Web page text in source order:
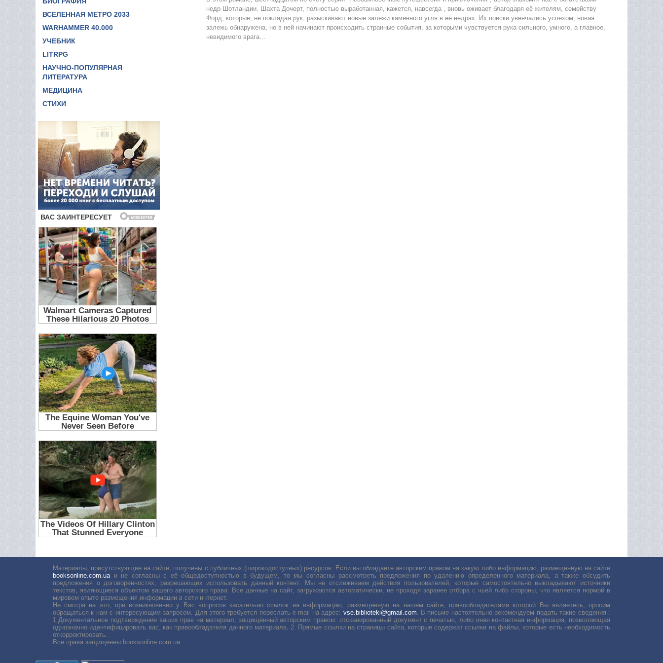
ВСЕЛЕННАЯ МЕТРО 2033
WARHAMMER 40.000
УЧЕБНИК
LITRPG
НАУЧНО-ПОПУЛЯРНАЯ
ЛИТЕРАТУРА
МЕДИЦИНА
СТИХИ
недр Шотландии. Шахта Дочерт, полностью выработанная, кажется, навсегда , вновь оживает благодаря её жителям, семейству
Форд, которые, не покладая рук, разыскивают новые залежи каменного угля в её недрах. Их поиски увенчались успехом, новая
залежь обнаружена, но в ней начинают происходить странные события, за которыми чувствуется рука сильного, умного, а главное,
невидимого врага...
Материалы, присутствующие на сайте, получены с публичных (широкодоступных) ресурсов. Если вы обладаете авторским правом на какую либо информацию, размещенную на сайте
booksonline.com.uaи не согласны с её общедоступностью в будущем, то мы согласны рассмотреть предложения по удалению определенного материала, а также обсудить
предложения о договоренностях, разрешающих использовать данный контент. Мы не отслеживаем действия пользователей, которые самостоятельно выкладывают источники
текстов, являющиеся объектом вашего авторского права. Все данные на сайт, загружаются автоматически, не проходя заранее отбора с чьей либо стороны, что является нормой в
мировом опыте размещения информации в сети интернет.
Не смотря на это, при возникновении у Вас вопросов касательно ссылок на информацию, размещенную на нашем сайте, правообладателями которой Вы являетесь, просим
обращаться к нам с интересующим запросом. Для этого требуется переслать е-mail на адрес: vse.biblioteki@gmail.com. В письме настоятельно рекомендуем подать такие сведения :
1.Документальное подтверждение ваших прав на материал, защищённый авторским правом: отсканированный документ с печатью, либо иная контактная информация, позволяющая
однозначно идентифицировать вас, как правообладателя данного материала. 2. Прямые ссылки на страницы сайта, которые содержат ссылки на файлы, которые есть необходимость
откорректировать.
Все права защищенны booksonline.com.ua